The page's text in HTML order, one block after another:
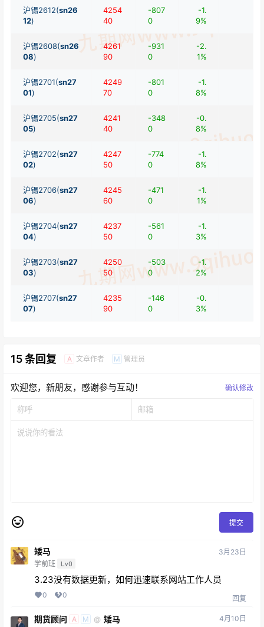
沪锡2612(sn26
12)
4254
40
-807
0
-1.
9%
沪锡2608(sn26
08)
4261
90
-931
0
-2.
1%
沪锡2701(sn27
01)
4249
70
-801
0
-1.
8%
沪锡2705(sn27
05)
4241
40
-348
0
-0.
8%
沪锡2702(sn27
02)
4247
50
-774
0
-1.
8%
沪锡2706(sn27
06)
4245
60
-471
0
-1.
1%
沪锡2704(sn27
04)
4237
50
-561
0
-1.
3%
沪锡2703(sn27
03)
4250
50
-503
0
-1.
2%
沪锡2707(sn27
07)
4235
90
-146
0
-0.
3%
15 条回复 A 文章作者 M 管理员
欢迎您，新朋友，感谢参与互动！ 确认修改
提交
矮马
学前班 Lv0
3月23日
3.23没有数据更新，如何迅速联系网站工作人员
0 0 回复
期货顾问 A M @ 矮马 4月10日